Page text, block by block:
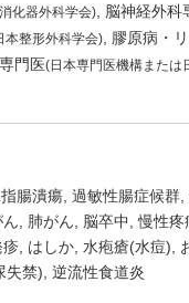
化器外科学会) 脳神経外科
本整形外科学会) 膠原病・
門医(日本専門医機構または
腸潰瘍 過敏性腸症候群
ん 肺がん 脳卒中 慢性疼
疹 はしか 水疱瘡(水痘)
失禁) 逆流性食道炎